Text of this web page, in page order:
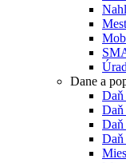
Dane a
Daň
Daň
Daň
Daň